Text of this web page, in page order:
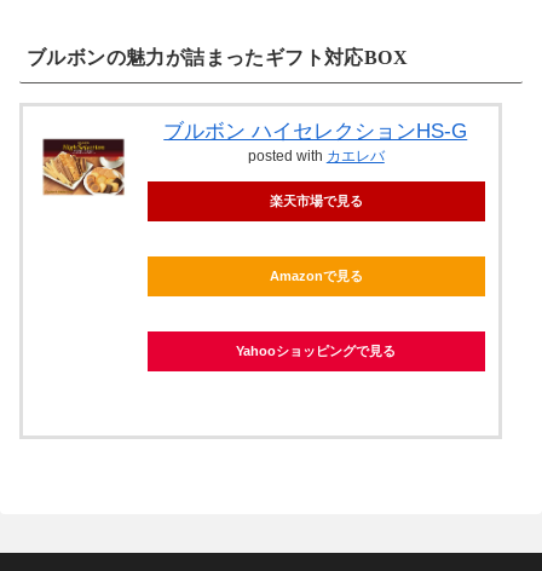
ブルボンの魅力が詰まったギフト対応BOX
ブルボン ハイセレクションHS-G
posted with カエレバ
楽天市場で見る
Amazonで見る
Yahooショッピングで見る